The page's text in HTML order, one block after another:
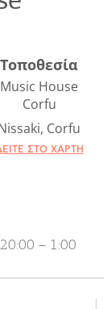
Παιδιά
Τοποθεσία
Music House
Corfu
Corfu
ΣΤΟ ΧΆΡΤΗ
– 1:00